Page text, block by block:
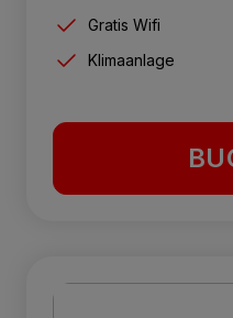
Gratis Wifi
Klimaanlage